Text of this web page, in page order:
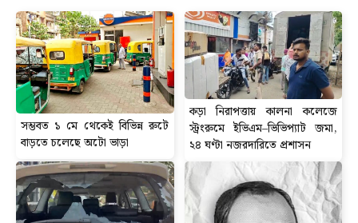
সম্ভবত ১ মে থেকেই বিভিন্ন রুটে
বাড়তে চলেছে অটো ভাড়া
কড়া নিরাপত্তায় কালনা কলেজে
স্ট্রংরুমে ইভিএম–ভিভিপ্যাট জমা,
২৪ ঘণ্টা নজরদারিতে প্রশাসন